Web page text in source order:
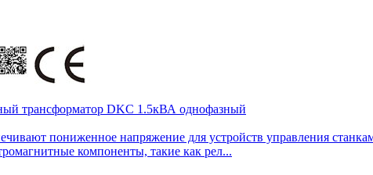
трансформатор DKC 1.5кВА однофазный
пониженное напряжение для устройств управления
компоненты, такие как рел...